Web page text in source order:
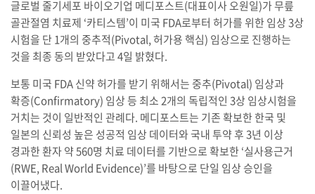
글로벌 줄기세포 바이오기업 메디포스트(대표이사 오원일)가 무릎
골관절염 치료제 ‘카티스템’이 미국 FDA로부터 허가를 위한 임상 3상
시험을 단 1개의 중추적(Pivotal, 허가용 핵심) 임상으로 진행하는
것을 최종 동의 받았다고 4일 밝혔다.
보통 미국 FDA 신약 허가를 받기 위해서는 중추(Pivotal) 임상과
확증(Confirmatory) 임상 등 최소 2개의 독립적인 3상 임상시험을
거치는 것이 일반적인 관례다. 메디포스트는 기존 확보한 한국 및
일본의 신뢰성 높은 성공적 임상 데이터와 국내 투약 후 3년 이상
경과한 환자 약 560명 치료 데이터를 기반으로 확보한 ‘실사용근거
(RWE, Real World Evidence)’를 바탕으로 단일 임상 승인을
이끌어냈다.